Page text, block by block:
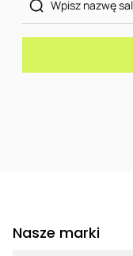
Nasze marki